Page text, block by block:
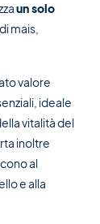
un solo
mais,
valore
ideale
vitalità del
inoltre
al
e alla